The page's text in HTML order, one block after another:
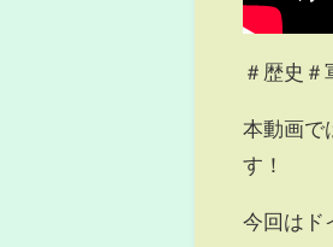
＃歴史​​​​
本動画で
す！
今回はド